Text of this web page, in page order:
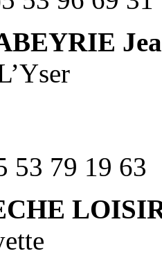
53 79 19 63